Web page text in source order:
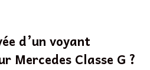
d’un voyant
Mercedes Classe G ?